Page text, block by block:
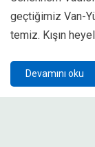
geçtiğimiz Van-
temiz. Kışın
Devamını oku